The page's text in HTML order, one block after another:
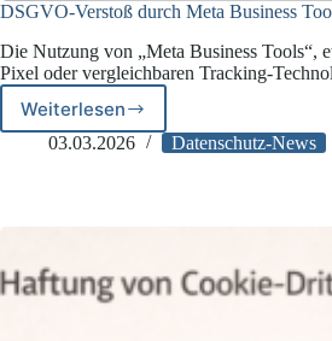
DSGVO-Verstoß durch Meta Business
Die Nutzung von „Meta Business Tools“,
Pixel oder vergleichbaren Tracking-
Weiterlesen
DSGVO-
Verstoß
03.03.2026 Datenschutz-News